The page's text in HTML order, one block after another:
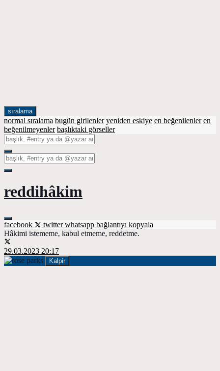
sıralama
normal sıralama bugün girilenler yeniden eskiye en beğenilenler en
beğenilmeyenler başlıktaki görseller
reddihâkim
facebook twitterwhatsapp bağlantıyı kopyala
Hâkimi istememe, kabul etmeme, reddetme.
29.03.2023 20:17
Kalpir